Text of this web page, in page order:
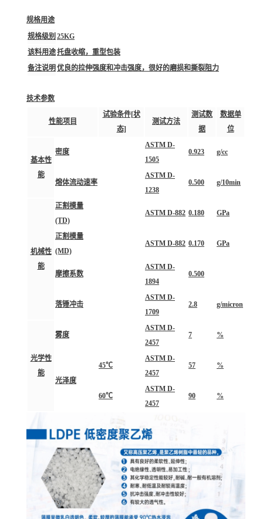
规格用途
规格级别 25KG
该料用途托盘收缩，重型包装
备注说明 优良的拉伸强度和冲击强度，很好的磨损和撕裂阻力
技术参数
性能项目
试验条件[状
态]
测试方法
测试数
据
数据单
位
基本性
能
密度
ASTM D-
1505
0.923 g/cc
熔体流动速率
ASTM D-
1238
0.500 g/10min
机械性
能
正割模量
(TD)
ASTM D-882 0.180 GPa
正割模量
(MD)
ASTM D-882 0.170 GPa
摩擦系数
ASTM D-
1894
0.500
落锤冲击
ASTM D-
1709
2.8 g/micron
光学性
能
雾度
ASTM D-
2457
7 %
光泽度
45℃
ASTM D-
2457
57 %
60℃
ASTM D-
2457
90 %